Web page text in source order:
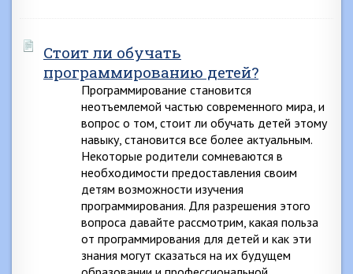
Стоит ли обучать
программированию детей?
Программирование становится
неотъемлемой частью современного мира, и
вопрос о том, стоит ли обучать детей этому
навыку, становится все более актуальным.
Некоторые родители сомневаются в
необходимости предоставления своим
детям возможности изучения
программирования. Для разрешения этого
вопроса давайте рассмотрим, какая польза
от программирования для детей и как эти
знания могут сказаться на их будущем